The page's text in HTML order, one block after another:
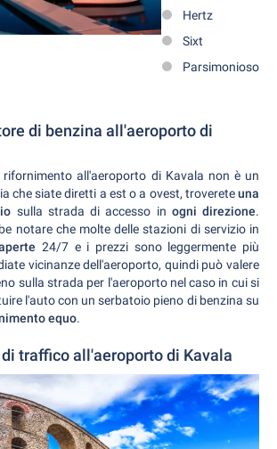
Hertz
Sixt
Parsimonioso
di benzina all'aeroporto di
all'aeroporto di Kavala non è un
che siate diretti a est o a ovest, trovereteuna
sulla strada di accesso in ogni direzione.
notare che molte delle stazioni di servizio in
24/7 e i prezzi sono leggermente più
vicinanze dell'aeroporto, quindi può valere
sulla strada per l'aeroporto nel caso in cui si
l'auto con un serbatoio pieno di benzina su
equo.
traffico all'aeroporto di Kavala